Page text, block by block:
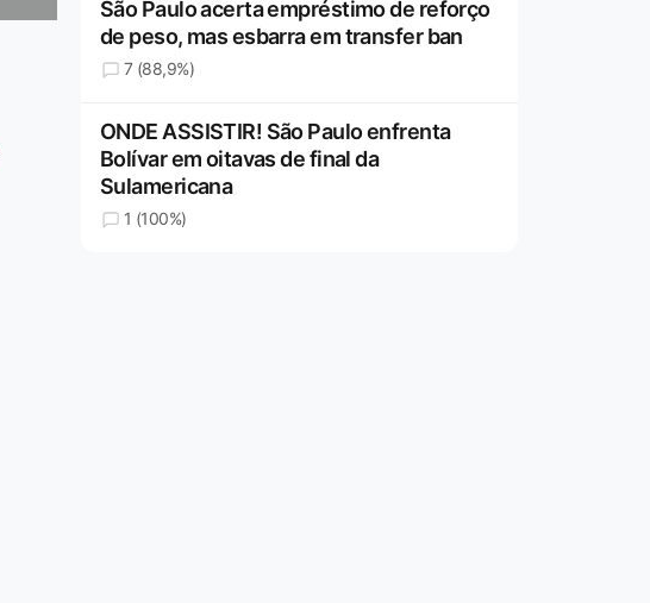
São Paulo acerta empréstimo de reforço
de peso, mas esbarra em transfer ban
7 (88,9%)
ONDE ASSISTIR! São Paulo enfrenta
Bolívar em oitavas de final da
Sulamericana
1 (100%)